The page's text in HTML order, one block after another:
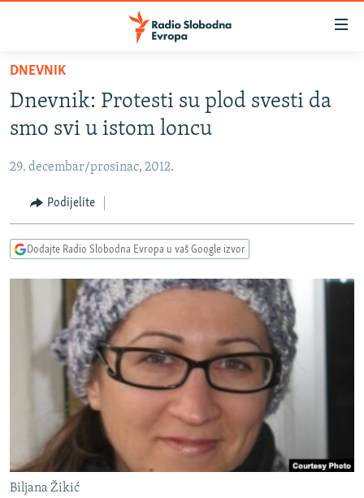
Pređite
glavni
sadržaj
na
navigaciju
Pređite
na
KOSOVO
CRNA GORA
VIDEO
FOTOGALERIJE
INFOGRAFIKE
PODCASTI
RAT U UKRAJINI
KINA NA BALKANU
RSE PRIČE IZ SVIJETA
ISPRIČAJ MI
DNEVNO@RSE
SPECIJALI RSE
VIŠE OD NASLOVA
PRATITE NAS
DNEVNIK
Dnevnik: Protesti su plod svesti da
smo svi u istom loncu
29. decembar/prosinac, 2012.
Podijelite
Dodajte Radio Slobodna Evropa u vaš Google izvor
Biljana Žikić